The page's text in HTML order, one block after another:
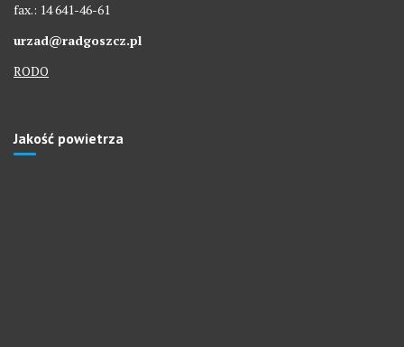
fax.: 14 641-46-61
urzad@radgoszcz.pl
RODO
Jakość powietrza